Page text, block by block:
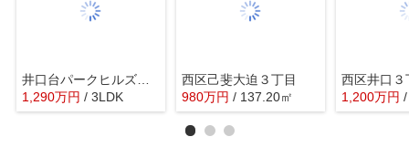
井口台パークヒルズ弐番館
1,290万円 / 3LDK
西区己斐大迫３丁目
980万円 / 137.20㎡
西区井口３
1,200万円